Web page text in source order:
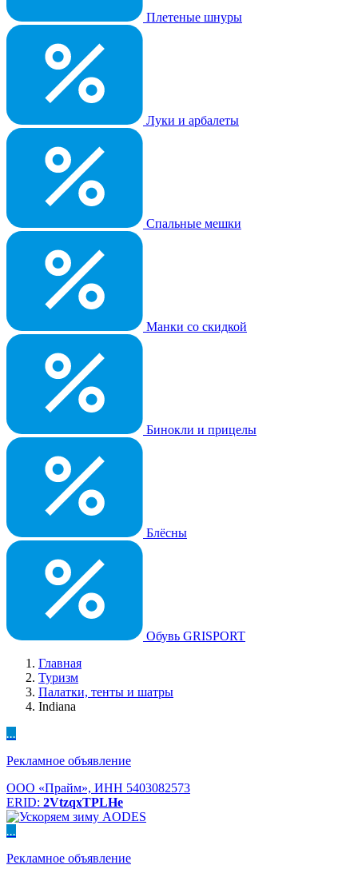
Плетеные шнуры
Луки и арбалеты
Спальные мешки
Манки со скидкой
Бинокли и прицелы
Блёсны
Обувь GRISPORT
Главная
Туризм
Палатки, тенты и шатры
Indiana
...
Рекламное объявление
ООО «Прайм», ИНН 5403082573
ERID: 2VtzqxTPLHe
...
Рекламное объявление